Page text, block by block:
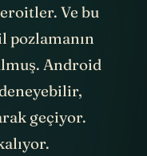
pozlama
Ve bu
Android
geçiyor.